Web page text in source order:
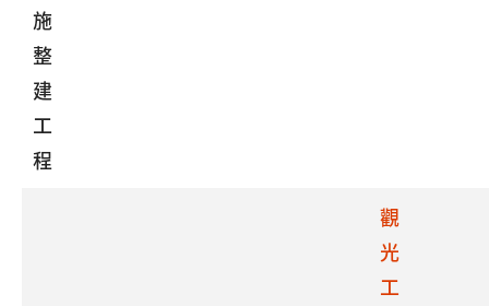
施
整
建
工
程
觀
光
工